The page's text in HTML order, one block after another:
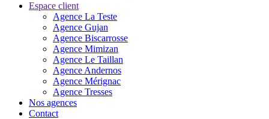
Espace client
Agence La Teste
Agence Gujan
Agence Biscarrosse
Agence Mimizan
Agence Le Taillan
Agence Andernos
Agence Mérignac
Agence Tresses
Nos agences
Contact